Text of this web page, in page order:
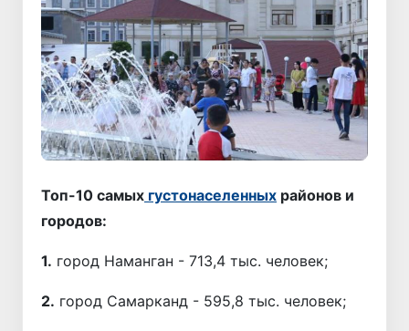
Топ-10 самых густонаселенных районов и
городов:
1. город Наманган - 713,4 тыс. человек;
2. город Самарканд - 595,8 тыс. человек;